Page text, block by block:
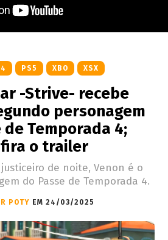
PS5 XBO XSX
-Strive- recebe
personagem
de Temporada 4;
o trailer
de noite, Venon é o
do Passe de Temporada 4.
POTY EM 24/03/2025